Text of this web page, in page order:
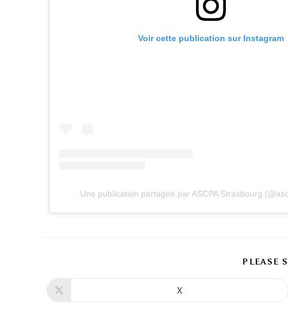
Voir cette publication sur Instagram
Une publication partagée par ASCPA Strasbourg
PLEASE
X